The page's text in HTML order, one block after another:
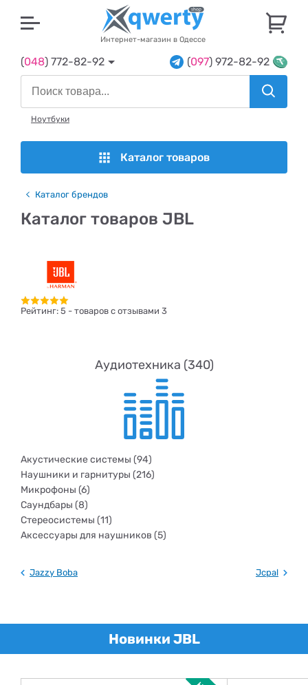
Интернет-магазин в Одессе
(048) 772-82-92 (097) 972-82-92
Ноутбуки
Каталог товаров
Каталог брендов
Каталог товаров JBL
Рейтинг: 5 - товаров с отзывами 3
Аудиотехника (340)
Акустические системы (94)
Наушники и гарнитуры (216)
Микрофоны (6)
Саундбары (8)
Стереосистемы (11)
Аксессуары для наушников (5)
Jazzy Boba Jcpal
Новинки JBL